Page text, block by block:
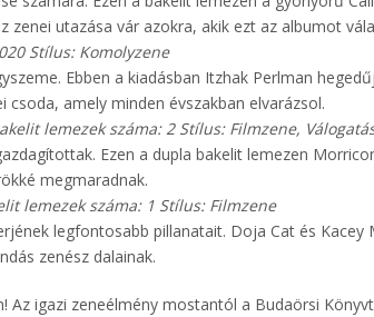
utazása vár azokra, akik ezt az albumot
Stílus: Komolyzene
Ebben a kiadásban Itzhak Perlman
amely minden évszakban elvarázsol.
lemezek száma: 2 Stílus: Filmzene,
Ezen a dupla bakelit lemezen
megmaradnak.
lemezek száma: 1 Stílus: Filmzene
legfontosabb pillanatait. Doja Cat és Kacey
zenész dalainak.
igazi zeneélmény mostantól a Budaörsi